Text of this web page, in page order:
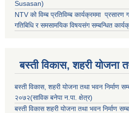
Susasan)
NTV को विम्ब प्रतिविम्ब कार्यक्रममा प्रसारण
गतिबिधि र समसामयिक विषयसंग सम्बन्धित
बस्ती विकास, शहरी योजना
बस्ती विकास, शहरी योजना तथा भवन निर्माण
२०७२(साविक बनेपा न.पा. क्षेत्र)
बस्ती विकास शहरी योजना तथा भवन निर्माण